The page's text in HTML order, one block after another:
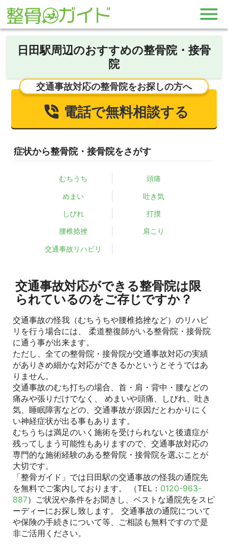
日田駅周辺のおすすめの整骨院・接骨
院
交通事故対応の整骨院をお探しの方へ
電話で無料相談する
症状から整骨院・接骨院をさがす
むちうち 頭痛
めまい 吐き気
しびれ 打撲
腰椎捻挫 肩こり
交通事故リハビリ
交通事故対応ができる整骨院は限
られているのをご存じですか？
交通事故の怪我（むちうちや腰椎捻挫など）のリハビ
リを行う場合には、 柔道整復師がいる整骨院・接骨院
に通う事が出来ます。
ただし、全ての整骨院・接骨院が交通事故対応の実績
がありきめ細かな対応ができるかというとそうではあ
りません。
交通事故のむち打ちの場合、首・肩・背中・腰などの
痛みや張りだけでなく、 めまいや頭痛、しびれ、吐き
気、睡眠障害などの、交通事故が原因だとわかりにく
い神経症状が出る事もあります。
むちうちは満足のいく施術を受けられないと後遺症が
残ってしまう可能性もありますので、交通事故対応の
専門的な施術経験のある整骨院・接骨院を選ぶことが
大切です。
「整骨ガイド」では日田駅の交通事故の怪我の通院先
を無料でご案内しております。 （TEL： 0120-963-
887）ご状況や条件をお聞きし、ベストな通院先をスピ
ーディーにお探し致します。 交通事故の通院について
や保険の手続きについて等、ご相談も無料ですので是
非ご活用ください。